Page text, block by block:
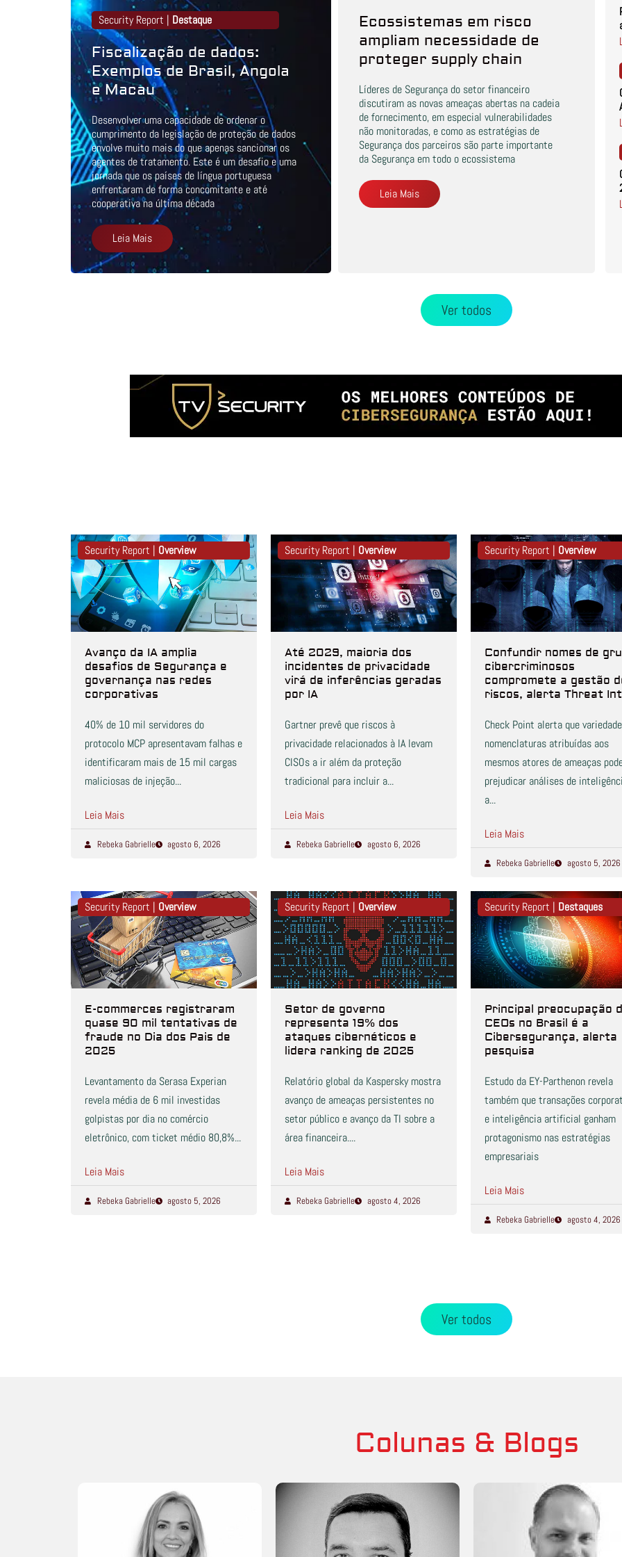
Security Report | Destaque
Fiscalização de dados:
Exemplos de Brasil, Angola
e Macau
Desenvolver uma capacidade de ordenar o
cumprimento da legislação de proteção de dados
envolve muito mais do que apenas sancionar os
agentes de tratamento. Este é um desafio e uma
jornada que os países de língua portuguesa
enfrentaram de forma concomitante e até
cooperativa na última década
Leia Mais
Ecossistemas em risco
ampliam necessidade de
proteger supply chain
Líderes de Segurança do setor financeiro
discutiram as novas ameaças abertas na cadeia
de fornecimento, em especial vulnerabilidades
não monitoradas, e como as estratégias de
Segurança dos parceiros são parte importante
da Segurança em todo o ecossistema
Leia Mais
Ver todos
Security Report | Overview
Avanço da IA amplia
desafios de Segurança e
governança nas redes
corporativas
40% de 10 mil servidores do
protocolo MCP apresentavam falhas e
identificaram mais de 15 mil cargas
maliciosas de injeção...
Leia Mais
Rebeka Gabrielle agosto 6, 2026
Security Report | Overview
Até 2029, maioria dos
incidentes de privacidade
virá de inferências geradas
por IA
Gartner prevê que riscos à
privacidade relacionados à IA levam
CISOs a ir além da proteção
tradicional para incluir a...
Leia Mais
Rebeka Gabrielle agosto 6, 2026
Security Report | Overview
Confundir nomes de
cibercriminosos
compromete a gestão
riscos, alerta Threat
Check Point alerta que
nomenclaturas atribuídas aos
mesmos atores de ameaças
prejudicar análises de
a...
Leia Mais
Rebeka Gabrielle agosto 5, 2026
Security Report | Overview
E-commerces registraram
quase 90 mil tentativas de
fraude no Dia dos Pais de
2025
Levantamento da Serasa Experian
revela média de 6 mil investidas
golpistas por dia no comércio
eletrônico, com ticket médio 80,8%...
Leia Mais
Rebeka Gabrielle agosto 5, 2026
Security Report | Overview
Setor de governo
representa 19% dos
ataques cibernéticos e
lidera ranking de 2025
Relatório global da Kaspersky mostra
avanço de ameaças persistentes no
setor público e avanço da TI sobre a
área financeira....
Leia Mais
Rebeka Gabrielle agosto 4, 2026
Security Report | Destaques
Principal preocupação
CEOs no Brasil é a
Cibersegurança, alerta
pesquisa
Estudo da EY-Parthenon revela
também que transações
e inteligência artificial ganham
protagonismo nas estratégias
empresariais
Leia Mais
Rebeka Gabrielle agosto 4, 2026
Ver todos
Colunas & Blogs